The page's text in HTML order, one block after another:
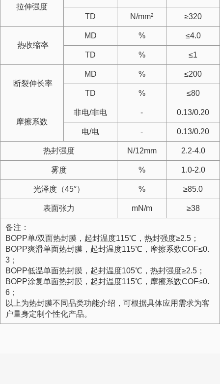
拉伸强度
TD N/mm² ≥320
热收缩率
MD % ≤4.0
TD % ≤1
断裂伸长率
MD % ≤200
TD % ≤80
摩擦系数
非电/非电 - 0.13/0.20
电/电 - 0.13/0.20
热封强度 N/12mm 2.2-4.0
雾度 % 1.0-2.0
光泽度（45°） % ≥85.0
表面张力 mN/m ≥38
备注：
BOPP单/双面热封膜，起封温度115℃，热封强度≥2.5；
BOPP爽滑单面热封膜，起封温度115℃，摩擦系数COF≤0.
3；
BOPP低温单面热封膜，起封温度105℃，热封强度≥2.5；
BOPP涂复单面热封膜，起封温度115℃，摩擦系数COF≤0.
6；
以上为热封膜不同品类功能介绍，可根据具体应用需求为客
户量身定制个性化产品。